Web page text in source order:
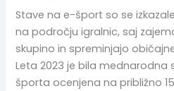
Stave na e-šport so se
na področju igralnic, saj
skupino in spreminjajo
Leta 2023 je bila
športa ocenjena na približno